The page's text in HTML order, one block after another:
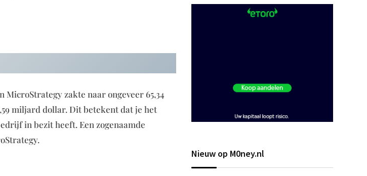
zakte naar ongeveer 65,34
miljard dollar. Dit betekent dat je het
in bezit heeft. Een zogenaamde
Nieuw op M0ney.nl